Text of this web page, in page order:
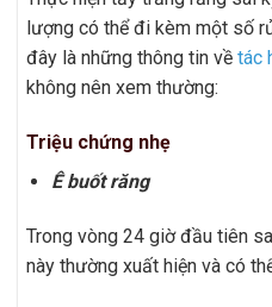
lượng có thể đi kèm một số
đây là những thông tin về tác
không nên xem thường:
Triệu chứng nhẹ
Ê buốt răng
Trong vòng 24 giờ đầu tiên
này thường xuất hiện và có